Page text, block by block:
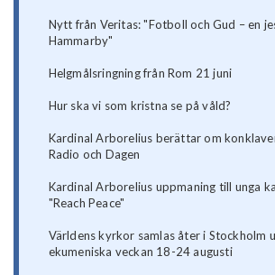
Nytt från Veritas: "Fotboll och Gud – en
Hammarby"
Helgmålsringning från Rom 21 juni
Hur ska vi som kristna se på våld?
Kardinal Arborelius berättar om
Radio och Dagen
Kardinal Arborelius uppmaning till unga
"Reach Peace"
Världens kyrkor samlas åter i Stockholm
ekumeniska veckan 18-24 augusti